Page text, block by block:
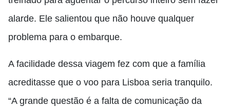
alarde. Ele salientou que não houve qualquer
problema para o embarque.
A facilidade dessa viagem fez com que a família
acreditasse que o voo para Lisboa seria tranquilo.
“A grande questão é a falta de comunicação da